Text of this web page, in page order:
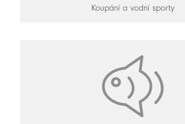
Koupání a vodní sporty